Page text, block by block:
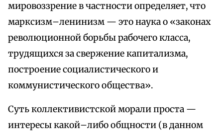
мировоззрение в частности определяет, что
марксизм–ленинизм — это наука о «законах
революционной борьбы рабочего класса,
трудящихся за свержение капитализма,
построение социалистического и
коммунистического общества».
Суть коллективистской морали проста —
интересы какой–либо общности (в данном